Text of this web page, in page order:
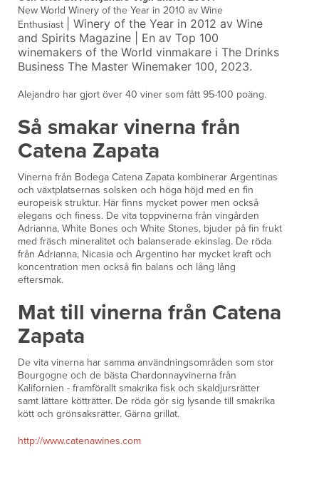
New World Winery of the Year in 2010 av Wine
Enthusiast
Winery of the Year in 2012 av Wine
and Spirits Magazine
En av Top 100
winemakers of the World vinmakare i The Drinks
Business The Master Winemaker 100, 2023.
Alejandro har gjort över 40 viner som fått 95-100 poäng.
Så smakar vinerna från
Catena Zapata
Vinerna från Bodega Catena Zapata kombinerar Argentinas
och växtplatsernas solsken och höga höjd med en fin
europeisk struktur. Här finns mycket power men också
elegans och finess. De vita toppvinerna från vingården
Adrianna, White Bones och White Stones, bjuder på fin frukt
med fräsch mineralitet och balanserade ekinslag. De röda
från Adrianna, Nicasia och Argentino har mycket kraft och
koncentration men också fin balans och lång lång
eftersmak.
Mat till vinerna från Catena
Zapata
De vita vinerna har samma användningsområden som stor
Bourgogne och de bästa Chardonnayvinerna från
Kalifornien - framförallt smakrika fisk och skaldjursrätter
samt lättare kötträtter. De röda gör sig lysande till smakrika
kött och grönsaksrätter. Gärna grillat.
http://www.catenawines.com